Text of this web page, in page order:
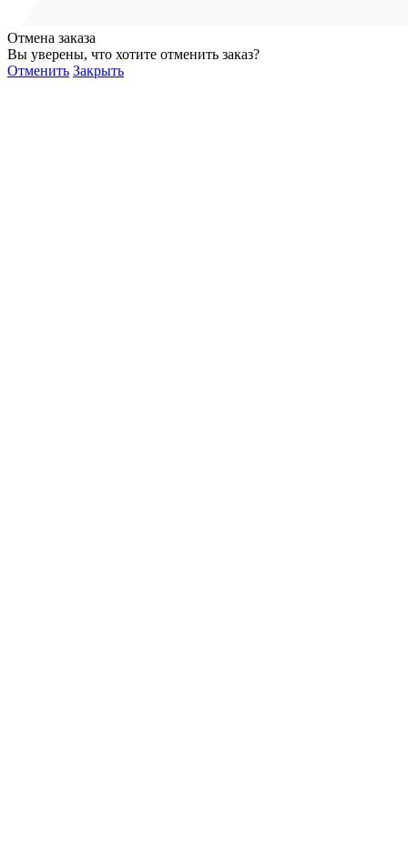
Отмена заказа
Вы уверены, что хотите отменить заказ?
Отменить Закрыть